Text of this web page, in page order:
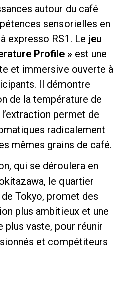
autour du café
sensorielles en
expresso RS1. Le jeu
Profile » est une
et immersive ouverte à
Il démontre
de la température de
l’extraction permet de
radicalement
mêmes grains de café.
qui se déroulera en
le quartier
Tokyo, promet des
plus ambitieux et une
vaste, pour réunir
et compétiteurs